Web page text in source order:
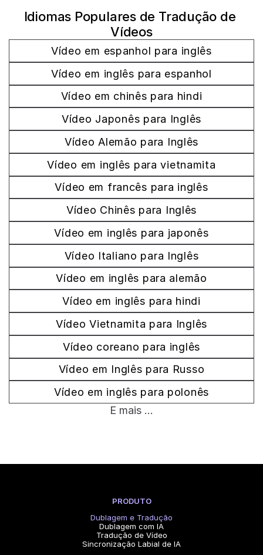
Idiomas Populares de Tradução de
Vídeos
Vídeo em espanhol para inglês
Vídeo em inglês para espanhol
Vídeo em chinês para hindi
Vídeo Japonês para Inglês
Vídeo Alemão para Inglês
Vídeo em inglês para vietnamita
Vídeo em francês para inglês
Vídeo Chinês para Inglês
Vídeo em inglês para japonês
Vídeo Italiano para Inglês
Vídeo em inglês para alemão
Vídeo em inglês para hindi
Vídeo Vietnamita para Inglês
Vídeo coreano para inglês
Vídeo em Inglês para Russo
Vídeo em inglês para polonês
E mais ...
PRODUTO
Dublagem e Tradução
Dublagem com IA
Tradução de Vídeo
Sincronização Labial de IA